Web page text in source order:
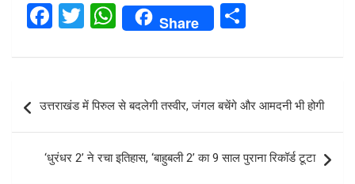
F
ce
o
o
k
T
tt
er
W
h
at
s
A
p
p
Share
ar
e
navigation
उत्तराखंड में पिरुल से बदलेगी तस्वीर, जंगल बचेंगे और आमदनी भी होगी
‘धुरंधर 2’ ने रचा इतिहास, ‘बाहुबली 2’ का 9 साल पुराना रिकॉर्ड टूटा